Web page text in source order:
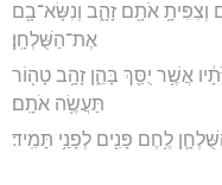
וְצִפִּיתָ֥ אֹתָ֖ם זָהָ֑ב וְנִשָּׂא־בָ֖ם
אֶת־הַשֻּׁלְחָֽן׃
אֲשֶׁ֥ר יֻסַּ֖ךְ בָּהֵ֑ן זָהָ֥ב טָה֖וֹר
תַּעֲשֶׂ֥ה אֹתָֽם׃
לֶ֥חֶם פָּנִ֖ים לְפָנַ֥י תָּמִֽיד׃